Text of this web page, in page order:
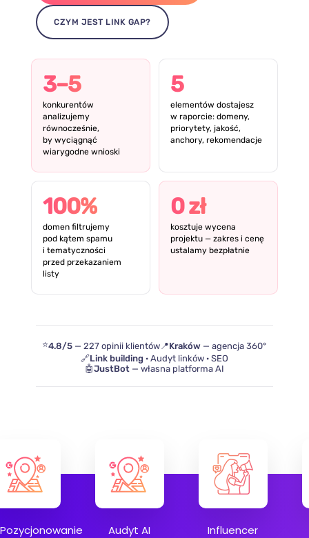
CZYM JEST LINK GAP?
3–5
konkurentów
analizujemy
równocześnie,
by wyciągnąć
wiarygodne wnioski
5
elementów dostajesz
w raporcie: domeny,
priorytety, jakość,
anchory, rekomendacje
100%
domen filtrujemy
pod kątem spamu
i tematyczności
przed przekazaniem
listy
0 zł
kosztuje wycena
projektu — zakres i cenę
ustalamy bezpłatnie
⭐4.8/5 — 227 opinii klientów 📍Kraków — agencja 360°
🔗Link building· Audyt linków · SEO
🤖JustBot— własna platforma AI
Audyt AI
Influencer
Marketing